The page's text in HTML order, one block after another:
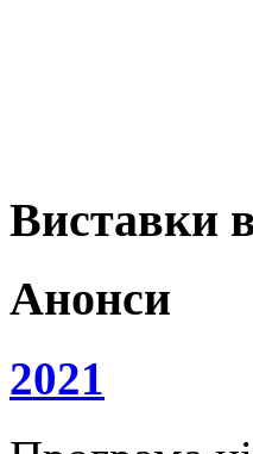
Виставки
Анонси
2021